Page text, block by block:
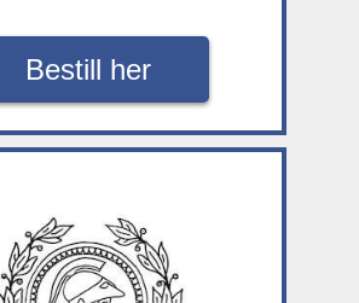
Bestill her